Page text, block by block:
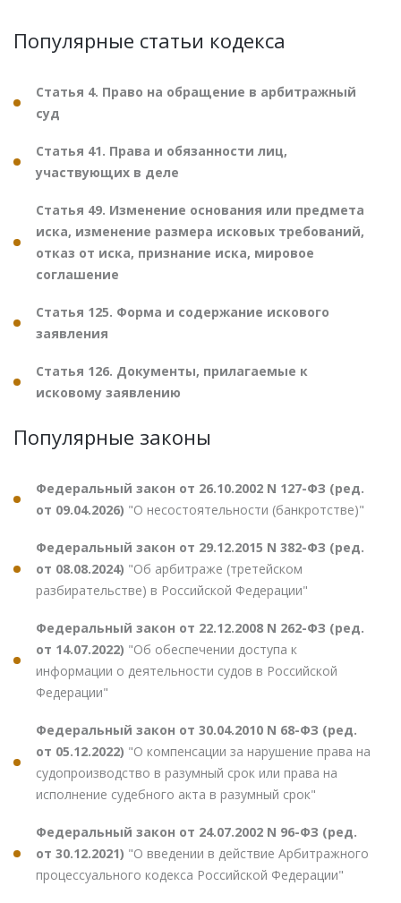
Популярные статьи кодекса
Статья 4. Право на обращение в арбитражный
суд
Статья 41. Права и обязанности лиц,
участвующих в деле
Статья 49. Изменение основания или предмета
иска, изменение размера исковых требований,
отказ от иска, признание иска, мировое
соглашение
Статья 125. Форма и содержание искового
заявления
Статья 126. Документы, прилагаемые к
исковому заявлению
Популярные законы
Федеральный закон от 26.10.2002 N 127-ФЗ (ред.
от 09.04.2026) "О несостоятельности (банкротстве)"
Федеральный закон от 29.12.2015 N 382-ФЗ (ред.
от 08.08.2024) "Об арбитраже (третейском
разбирательстве) в Российской Федерации"
Федеральный закон от 22.12.2008 N 262-ФЗ (ред.
от 14.07.2022) "Об обеспечении доступа к
информации о деятельности судов в Российской
Федерации"
Федеральный закон от 30.04.2010 N 68-ФЗ (ред.
от 05.12.2022) "О компенсации за нарушение права на
судопроизводство в разумный срок или права на
исполнение судебного акта в разумный срок"
Федеральный закон от 24.07.2002 N 96-ФЗ (ред.
от 30.12.2021) "О введении в действие Арбитражного
процессуального кодекса Российской Федерации"